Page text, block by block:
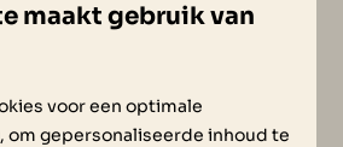
maakt gebruik van
voor een optimale
om gepersonaliseerde inhoud te